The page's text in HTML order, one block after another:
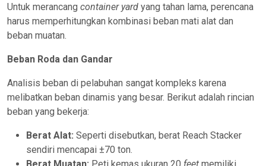
Untuk merancang container yard yang tahan lama, perencana
harus memperhitungkan kombinasi beban mati alat dan
beban muatan.
Beban Roda dan Gandar
Analisis beban di pelabuhan sangat kompleks karena
melibatkan beban dinamis yang besar. Berikut adalah rincian
beban yang bekerja:
Berat Alat: Seperti disebutkan, berat Reach Stacker
sendiri mencapai ±70 ton.
Berat Muatan: Peti kemas ukuran 20 feet memiliki